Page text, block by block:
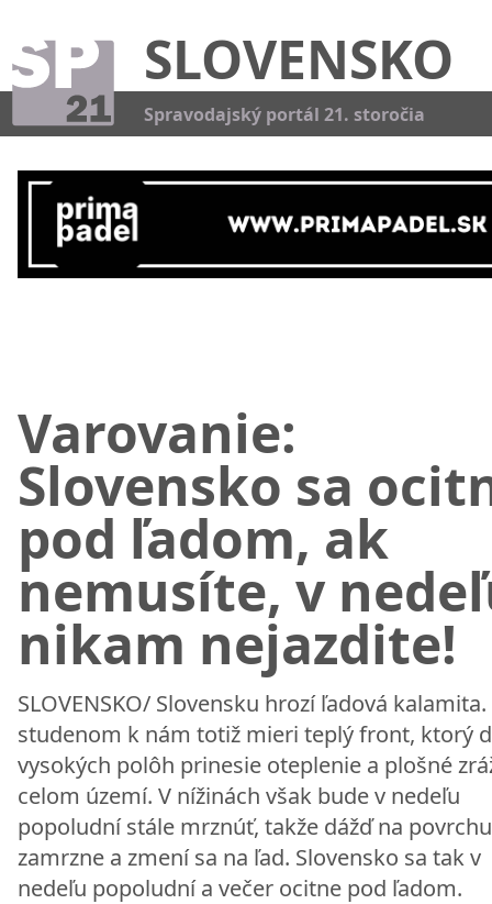
SLOVENSKO
Spravodajský portál 21. storočia
Varovanie:
Slovensko sa
pod ľadom, ak
nemusíte, v
nikam nejazdite!
SLOVENSKO/ Slovensku hrozí ľadová kalamita.
studenom k nám totiž mieri teplý front, ktorý
vysokých polôh prinesie oteplenie a plošné
celom území. V nížinách však bude v nedeľu
popoludní stále mrznúť, takže dážď na povrchu
zamrzne a zmení sa na ľad. Slovensko sa tak v
nedeľu popoludní a večer ocitne pod ľadom.